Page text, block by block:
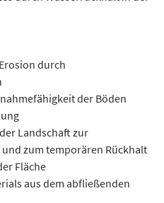
durch
der Böden
Landschaft zur
zum temporären Rückhalt
Fläche
aus dem abfließenden